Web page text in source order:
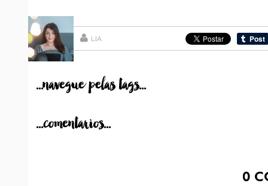
LIA
...navegue pelas tags...
...comentarios...
0